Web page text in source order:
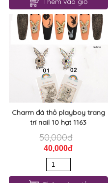
Charm đá thỏ playboy trang
trí nail 10 hạt 1163
50,000đ
40,000đ